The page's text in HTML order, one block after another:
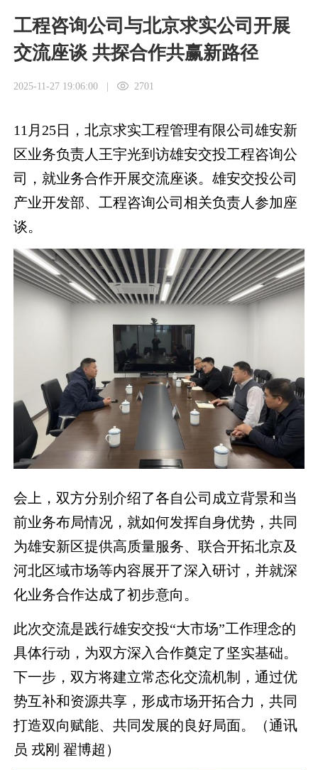
工程咨询公司与北京求实公司开展
交流座谈 共探合作共赢新路径
2025-11-27 19:06:00 | 2701
11月25日，北京求实工程管理有限公司雄安新
区业务负责人王宇光到访雄安交投工程咨询公
司，就业务合作开展交流座谈。雄安交投公司
产业开发部、工程咨询公司相关负责人参加座
谈。
会上，双方分别介绍了各自公司成立背景和当
前业务布局情况，就如何发挥自身优势，共同
为雄安新区提供高质量服务、联合开拓北京及
河北区域市场等内容展开了深入研讨，并就深
化业务合作达成了初步意向。
此次交流是践行雄安交投“大市场”工作理念的
具体行动，为双方深入合作奠定了坚实基础。
下一步，双方将建立常态化交流机制，通过优
势互补和资源共享，形成市场开拓合力，共同
打造双向赋能、共同发展的良好局面。（通讯
员 戎刚 翟博超）